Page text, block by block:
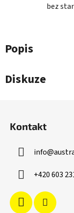
bez
Popis
Diskuze
Kontakt
info@
+420 603